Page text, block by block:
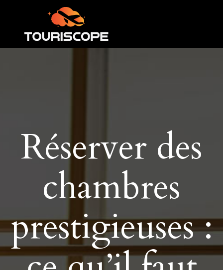
Réserver des
chambres
prestigieuses :